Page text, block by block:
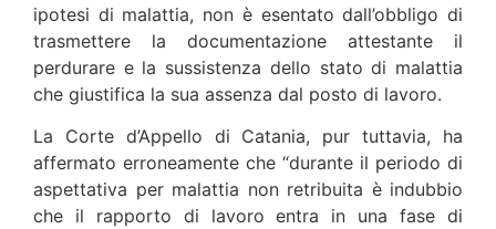
ipotesi di malattia, non è esentato dall’obbligo di
trasmettere la documentazione attestante il
perdurare e la sussistenza dello stato di malattia
che giustifica la sua assenza dal posto di lavoro.
La Corte d’Appello di Catania, pur tuttavia, ha
affermato erroneamente che “durante il periodo di
aspettativa per malattia non retribuita è indubbio
che il rapporto di lavoro entra in una fase di